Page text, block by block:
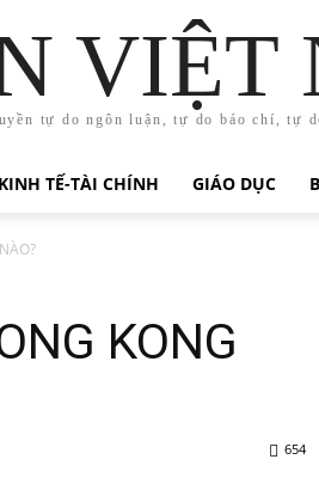
VIỆT
tự do ngôn luận, tự do báo chí, tự
KINH TẾ-TÀI CHÍNH GIÁO DỤC
KONG
654